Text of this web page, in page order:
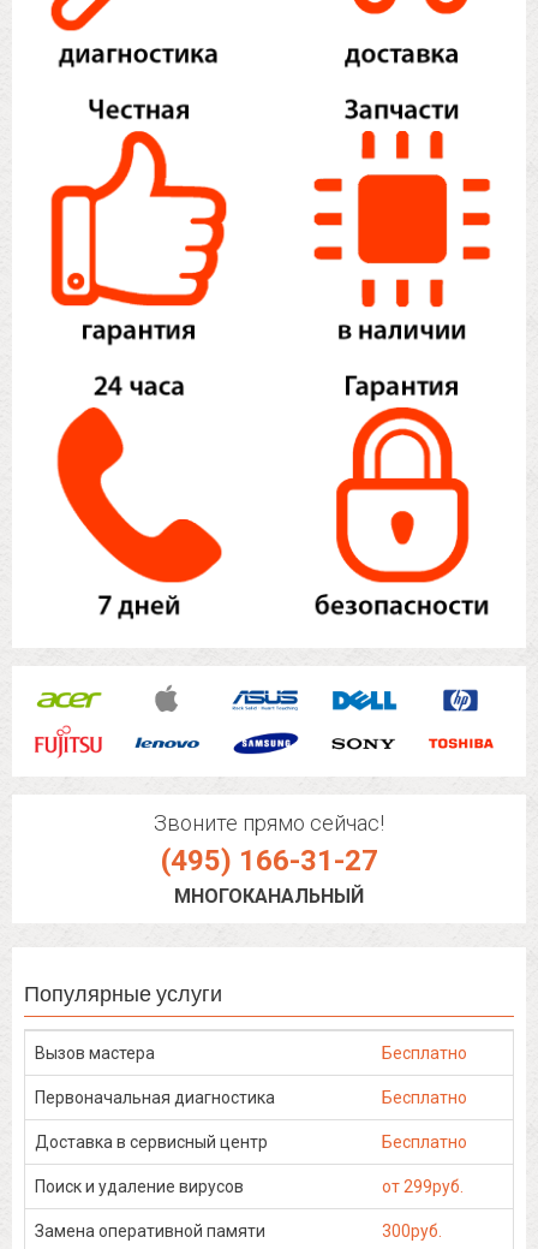
Звоните прямо сейчас!
(495) 166-31-27
МНОГОКАНАЛЬНЫЙ
Популярные услуги
Вызов мастера Бесплатно
Первоначальная диагностика Бесплатно
Доставка в сервисный центр Бесплатно
Поиск и удаление вирусов от 299руб.
Замена оперативной памяти 300руб.